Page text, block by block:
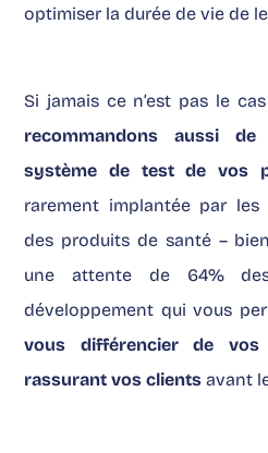
optimiser la durée de vie de
Si jamais ce n’est pas le cas
recommandons aussi
système de test de vos
rarement implantée par
des produits de santé –
une attente de 64% des
développement qui vous
vous différencier de
rassurant vos clients avant